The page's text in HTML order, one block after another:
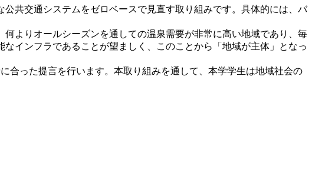
共交通システムをゼロベースで見直す取り組みです。具体的には、バ
よりオールシーズンを通しての温泉需要が非常に高い地域であり、毎
インフラであることが望ましく、このことから「地域が主体」となっ
った提言を行います。本取り組みを通して、本学学生は地域社会の